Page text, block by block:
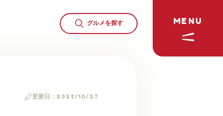
MENU
グルメを探す
更新日： 2025/10/27